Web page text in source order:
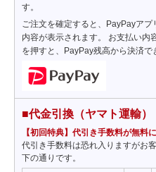
す。
ご注文を確定すると、PayPayア
内容が表示されます。 お支払い内
を押すと、PayPay残高から決済で
■代金引換（ヤマト運輸）
【初回特典】代引き手数料が無料に
代引き手数料は恐れ入りますがお
下の通りです。